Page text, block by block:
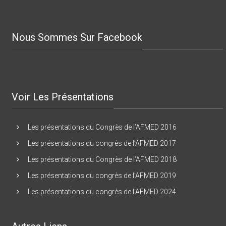
Nous Sommes Sur Facebook
Voir Les Présentations
Les présentations du Congrès de l’AFMED 2016
Les présentations du congrès de l’AFMED 2017
Les présentations du Congrès de l’AFMED 2018
Les présentations du congrès de l’AFMED 2019
Les présentations du congrès de l’AFMED 2024